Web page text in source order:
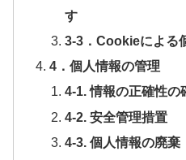
す
3-3．Cookieによる
4．個人情報の管理
4-1. 情報の正確性の
4-2. 安全管理措置
4-3. 個人情報の廃棄